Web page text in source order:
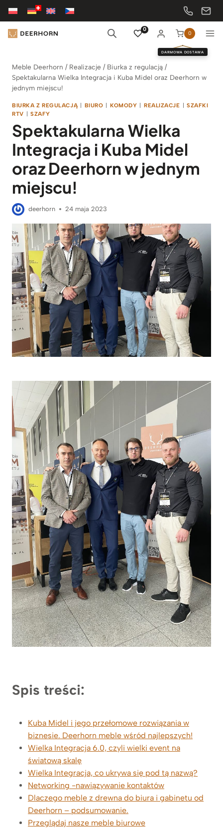
Przejdź
treści
0
0
DARMOWA DOSTAWA
Meble Deerhorn / Realizacje / Biurka z regulacją /
Spektakularna Wielka Integracja i Kuba Midel oraz Deerhorn w
jednym miejscu!
BIURKA Z REGULACJĄ | BIURO | KOMODY | REALIZACJE | SZAFKI
RTV | SZAFY
Spektakularna Wielka
Integracja i Kuba Midel
oraz Deerhorn w jednym
miejscu!
deerhorn 24 maja 2023
Spis treści:
Kuba Midel i jego przełomowe rozwiązania w
biznesie. Deerhorn meble wśród najlepszych!
Wielka Integracja 6.0, czyli wielki event na
światową skalę
Wielka Integracja, co ukrywa się pod tą nazwą?
Networking -nawiązywanie kontaktów
Dlaczego meble z drewna do biura i gabinetu od
Deerhorn – podsumowanie.
Przeglądaj nasze meble biurowe